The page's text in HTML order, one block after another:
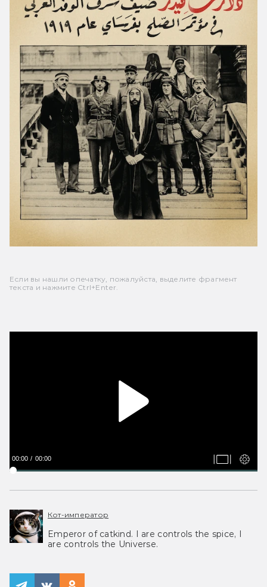
Если вы нашли опечатку, пожалуйста, выделите фрагмент
текста и нажмите Ctrl+Enter.
00:00 00:00
Кот-император
Emperor of catkind. I are controls the spice, I
are controls the Universe.